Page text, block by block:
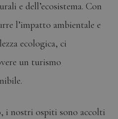
e dell’ecosistema. Con
l’impatto ambientale e
ecologica, ci
un turismo
i nostri ospiti sono accolti